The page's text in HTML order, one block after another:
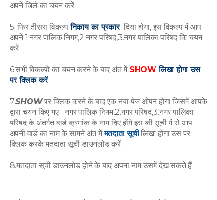
अपने जिले का चयन करें
5. फिर तीसरा विकल्पनिकाय का प्रकार दिया होगा, इस विकल्प में आप
अपने 1.नगर पालिक निगम,2.नगर परिषद,3.नगर पालिका परिषद कि चयन
करें
6.सभी विकल्पों का चयन करने के बाद अंत में SHOW लिखा होगा उस
पर क्लिक करें
7.SHOWपर क्लिक करने के बाद एक नया पेज ओपन होगा जिसमें आपके
द्वारा चयन किए गए 1.नगर पालिक निगम,2.नगर परिषद,3.नगर पालिका
परिषद के अंतर्गत वार्ड क्रमांक के नाम दिए होंगे इस की सूची में से आप
अपनी वार्ड का नाम के सामने अंत मेंमतदाता सूचीलिखा होगा उस पर
क्लिक करके मतदाता सूची डाउनलोड करें
8.मतदाता सूची डाउनलोड होने के बाद अपना नाम उसमें देख सकते हैं